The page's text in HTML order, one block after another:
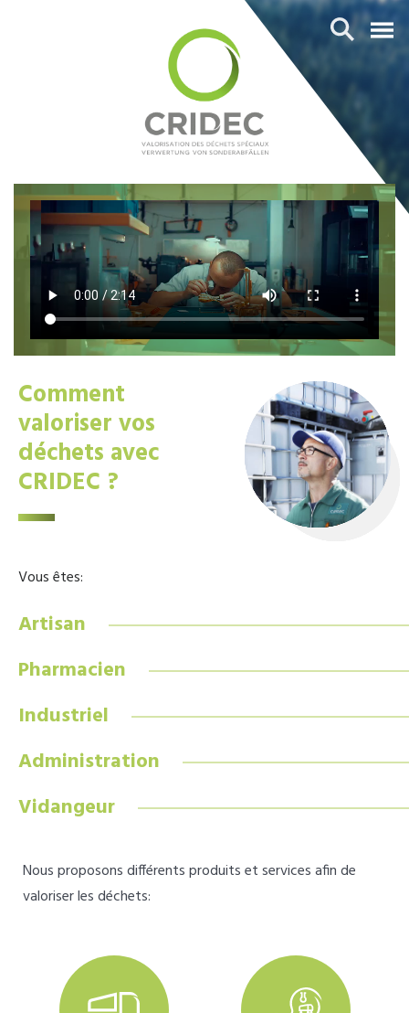
Comment
valoriser vos
déchets avec
CRIDEC ?
Vous êtes:
Artisan
Pharmacien
Industriel
Administration
Vidangeur
Nous proposons différents produits et services afin de
valoriser les déchets: